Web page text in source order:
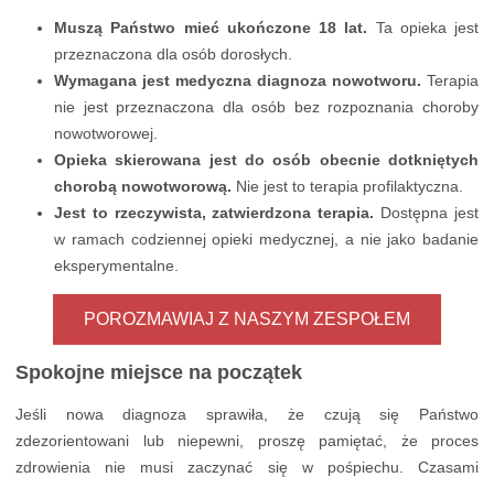
Muszą Państwo mieć ukończone 18 lat. Ta opieka jest
przeznaczona dla osób dorosłych.
Wymagana jest medyczna diagnoza nowotworu. Terapia
nie jest przeznaczona dla osób bez rozpoznania choroby
nowotworowej.
Opieka skierowana jest do osób obecnie dotkniętych
chorobą nowotworową. Nie jest to terapia profilaktyczna.
Jest to rzeczywista, zatwierdzona terapia. Dostępna jest
w ramach codziennej opieki medycznej, a nie jako badanie
eksperymentalne.
POROZMAWIAJ Z NASZYM ZESPOŁEM
Spokojne miejsce na początek
Jeśli nowa diagnoza sprawiła, że czują się Państwo
zdezorientowani lub niepewni, proszę pamiętać, że proces
zdrowienia nie musi zaczynać się w pośpiechu. Czasami